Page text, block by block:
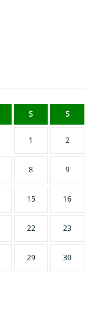
S S
1 2
8 9
15 16
22 23
29 30